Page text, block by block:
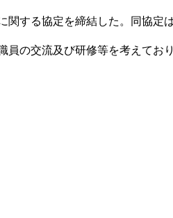
関する協定を締結した。同協定
の交流及び研修等を考えてお